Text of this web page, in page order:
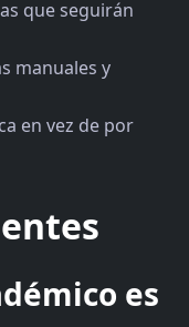
que seguirán
manuales y
en vez de por
es